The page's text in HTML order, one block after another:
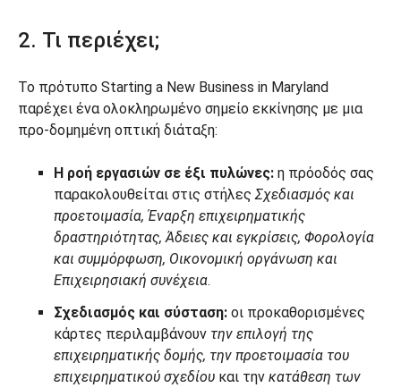
2. Τι περιέχει;
Το πρότυπο Starting a New Business in Maryland
παρέχει ένα ολοκληρωμένο σημείο εκκίνησης με μια
προ-δομημένη οπτική διάταξη:
Η ροή εργασιών σε έξι πυλώνες: η πρόοδός σας
παρακολουθείται στις στήλες Σχεδιασμός και
προετοιμασία, Έναρξη επιχειρηματικής
δραστηριότητας, Άδειες και εγκρίσεις, Φορολογία
και συμμόρφωση, Οικονομική οργάνωση και
Επιχειρησιακή συνέχεια.
Σχεδιασμός και σύσταση: οι προκαθορισμένες
κάρτες περιλαμβάνουν την επιλογή της
επιχειρηματικής δομής, την προετοιμασία του
επιχειρηματικού σχεδίου και την κατάθεση των